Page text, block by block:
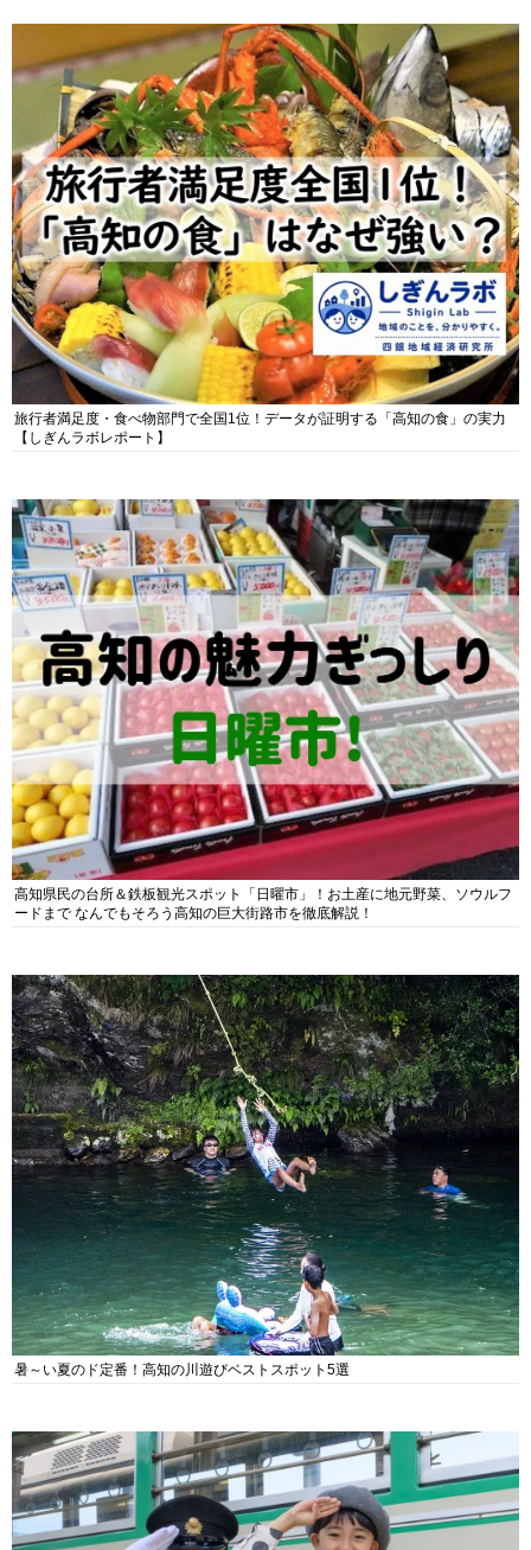
旅行者満足度・食べ物部門で全国1位！データが証明する「高知の食」の実力
【しぎんラボレポート】
高知県民の台所＆鉄板観光スポット「日曜市」！お土産に地元野菜、ソウルフ
ードまで なんでもそろう高知の巨大街路市を徹底解説！
暑～い夏のド定番！高知の川遊びベストスポット5選